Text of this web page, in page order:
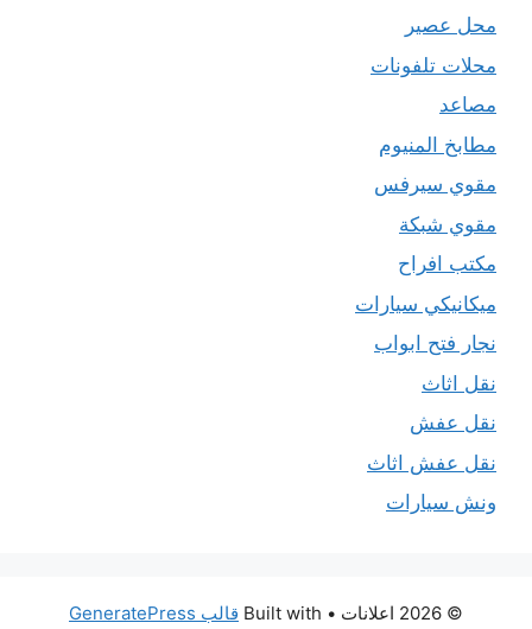
محل عصير
محلات تلفونات
مصاعد
مطابخ المنيوم
مقوي سيرفس
مقوي شبكة
مكتب افراح
ميكانيكي سيارات
نجار فتح ابواب
نقل اثاث
نقل عفش
نقل عفش اثاث
ونش سيارات
© 2026 اعلانات • Built with قالب GeneratePress